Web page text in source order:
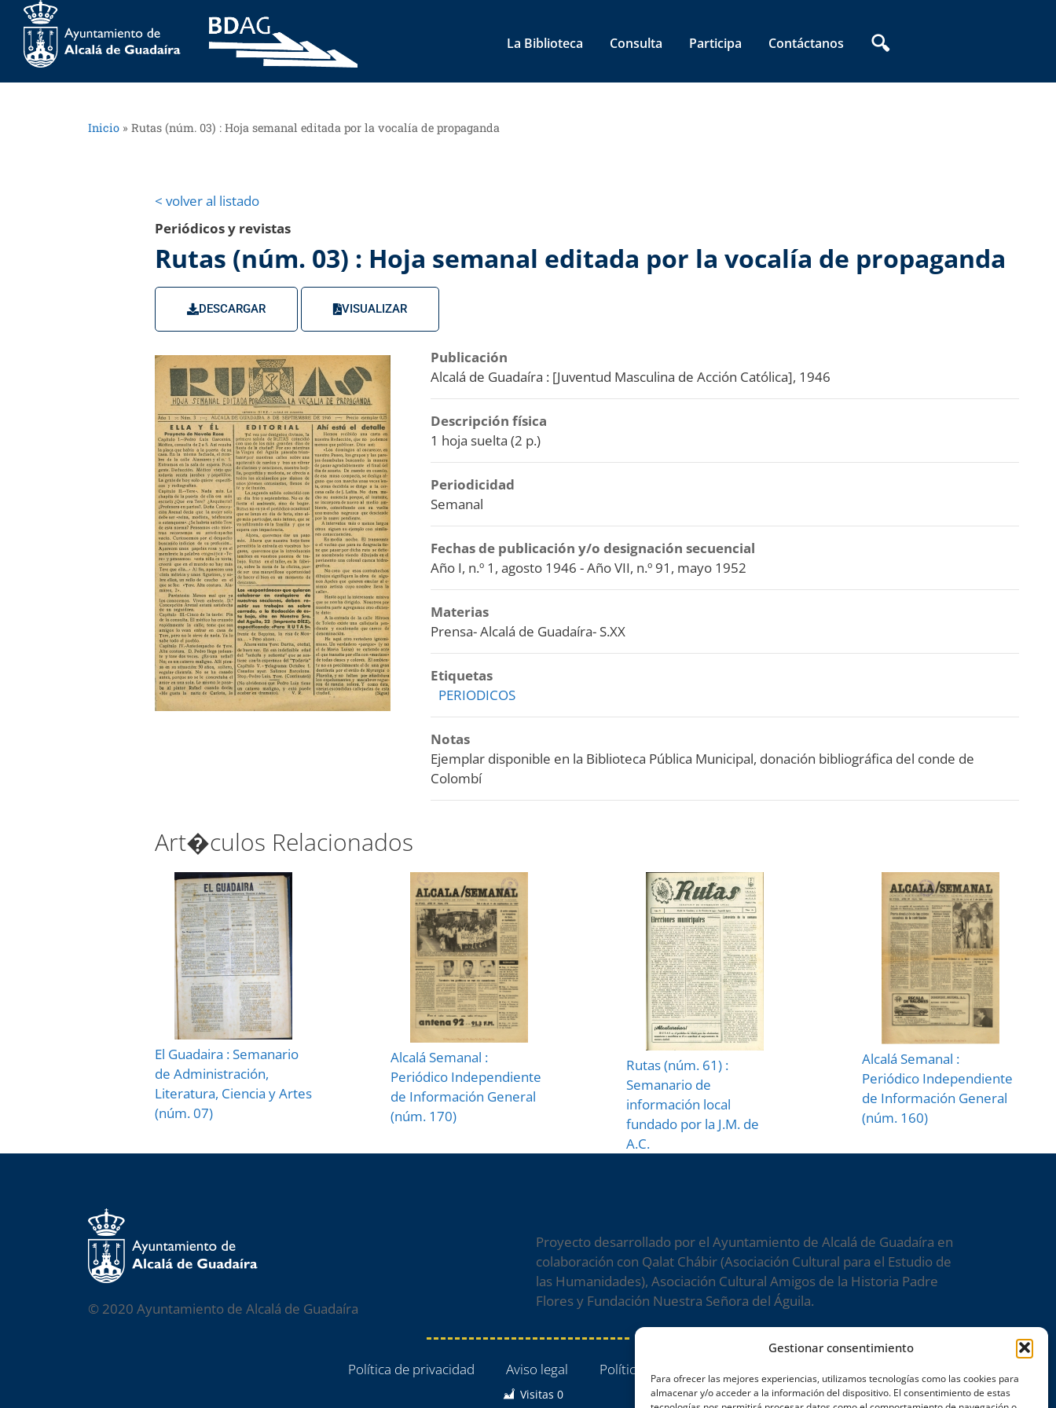
Gestionar consentimiento
Para ofrecer las mejores experiencias, utilizamos tecnologías como las cookies para
almacenar y/o acceder a la información del dispositivo. El consentimiento de estas
La Biblioteca Consulta Participa Contáctanos 🔍
Inicio » Rutas (núm. 03) : Hoja semanal editada por la vocalía de propaganda
< volver al listado
Periódicos y revistas
Rutas (núm. 03) : Hoja semanal editada por la vocalía de propaganda
DESCARGAR VISUALIZAR
Publicación
Alcalá de Guadaíra : [Juventud Masculina de Acción Católica], 1946
Descripción física
1 hoja suelta (2 p.)
Periodicidad
Semanal
Fechas de publicación y/o designación secuencial
Año I, n.º 1, agosto 1946 - Año VII, n.º 91, mayo 1952
Materias
Prensa- Alcalá de Guadaíra- S.XX
Etiquetas
PERIODICOS
Notas
Ejemplar disponible en la Biblioteca Pública Municipal, donación bibliográfica del conde de
Colombí
Art�culos Relacionados
El Guadaira : Semanario
de Administración,
Literatura, Ciencia y Artes
(núm. 07)
Alcalá Semanal :
Periódico Independiente
de Información General
(núm. 170)
Rutas (núm. 61) :
Semanario de
información local
fundado por la J.M. de
A.C.
Alcalá Semanal :
Periódico Independiente
de Información General
(núm. 160)
© 2020 Ayuntamiento de Alcalá de Guadaíra
Proyecto desarrollado por el Ayuntamiento de Alcalá de Guadaíra en
colaboración con Qalat Chábir (Asociación Cultural para el Estudio de
las Humanidades), Asociación Cultural Amigos de la Historia Padre
Flores y Fundación Nuestra Señora del Águila.
Política de privacidad Aviso legal Política de cookies
Visitas 0